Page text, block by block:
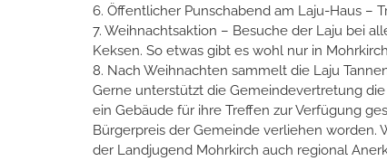
6. Öffentlicher Punschabend am Laju-Haus –
7. Weihnachtsaktion – Besuche der Laju bei
Keksen. So etwas gibt es wohl nur in
8. Nach Weihnachten sammelt die Laju
Gerne unterstützt die Gemeindevertretung
ein Gebäude für ihre Treffen zur Verfügung
Bürgerpreis der Gemeinde verliehen worden.
der Landjugend Mohrkirch auch regional